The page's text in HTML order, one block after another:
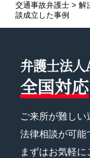
交通事故弁護士> 解
談成立した事例
弁護士法
全国対応
ご来所が難しい
法律相談が可能
まずはお気軽